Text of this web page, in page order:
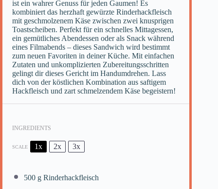
ist ein wahrer Genuss für jeden Gaumen! Es
kombiniert das herzhaft gewürzte Rinderhackfleisch
mit geschmolzenem Käse zwischen zwei knusprigen
Toastscheiben. Perfekt für ein schnelles Mittagessen,
ein gemütliches Abendessen oder als Snack während
eines Filmabends – dieses Sandwich wird bestimmt
zum neuen Favoriten in deiner Küche. Mit einfachen
Zutaten und unkomplizierten Zubereitungsschritten
gelingt dir dieses Gericht im Handumdrehen. Lass
dich von der köstlichen Kombination aus saftigem
Hackfleisch und zart schmelzendem Käse begeistern!
INGREDIENTS
SCALE 1x 2x 3x
500 g Rinderhackfleisch